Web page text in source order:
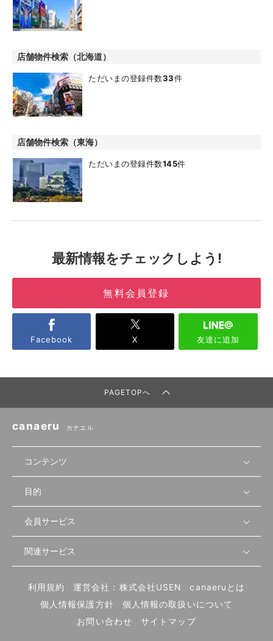
店舗物件検索（北海道）
ただいまの登録件数33件
店舗物件検索（東海）
ただいまの登録件数145件
最新情報をチェックしよう!
無料会員登録
Facebook X 友達に追加
PAGETOPへ
canaeru カナエル
コンテンツ
無料開業相談
セミナー情報
セミナー動画
物件を探す
首都圏
北海道
先輩開業者の声
開業・経営に関する記事
編集ポリシー
業態別の開業方法
目的
店舗運営
物件
内装・設備
食材・仕入れ
会員サービス
会員登録
ログイン
関連サービス
飲食店サクセスガイド（外部サイト）
利用規約 運営会社：株式会社USEN
canaeruとは
個人情報保護方針
個人情報の取扱いについて
お問い合わせ
サイトマップ